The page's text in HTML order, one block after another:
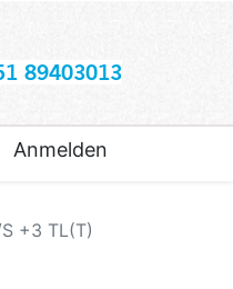
89403013
Anmelden
+3 TL(T)